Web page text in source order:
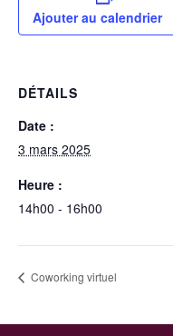
Ajouter au calendrier
DÉTAILS
Date :
3 mars 2025
Heure :
14h00 - 16h00
Coworking virtuel